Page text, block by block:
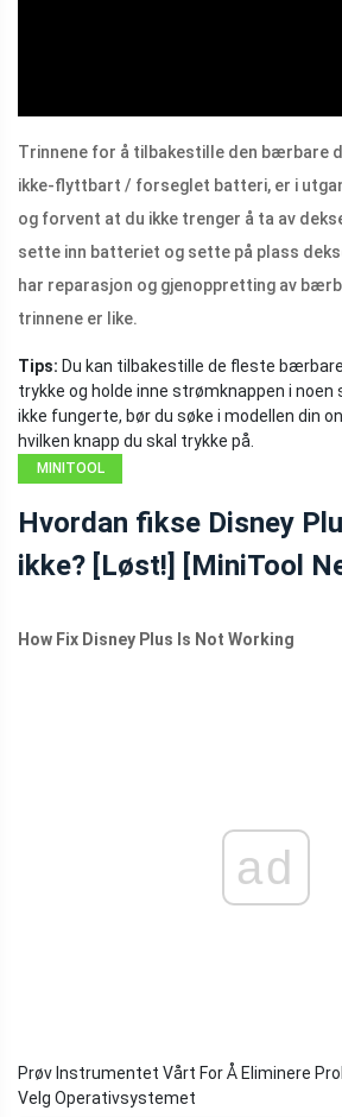
Trinnene for å tilbakestille den bærbare
ikke-flyttbart / forseglet batteri, er i
og forvent at du ikke trenger å ta av
sette inn batteriet og sette på plass
har reparasjon og gjenoppretting av
trinnene er like.
Tips: Du kan tilbakestille de fleste
trykke og holde inne strømknappen i noen
ikke fungerte, bør du søke i modellen din
hvilken knapp du skal trykke på.
MINITOOL
Hvordan fikse Disney
ikke? [Løst!] [MiniTool
How Fix Disney Plus Is Not Working
ad
Prøv Instrumentet Vårt For Å Eliminere
Velg Operativsystemet